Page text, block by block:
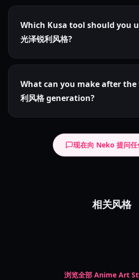
Which Kusa tool should you
光泽锐利风格?
What can you make after the
利风格 generation?
现在向 Neko 提问任
相关风格
浏览全部 Anime Art